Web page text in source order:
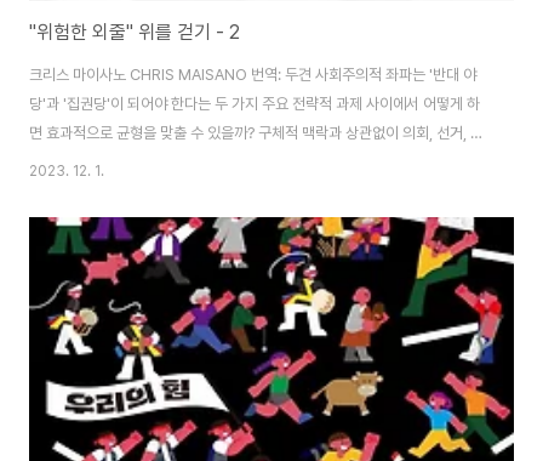
"위험한 외줄" 위를 걷기 - 2
크리스 마이사노 CHRIS MAISANO 번역: 두견 사회주의적 좌파는 '반대 야
당'과 '집권당'이 되어야 한다는 두 가지 주요 전략적 과제 사이에서 어떻게 하
면 효과적으로 균형을 맞출 수 있을까? 구체적 맥락과 상관없이 의회, 선거, 타
협 일체를 거부하는 기계적이고 경직된 태도는 사회주의 사상과 실천의 역사와
용하려고 시도하는 이 글의 필자인 크리스 마이사노는 뉴욕시 DSA(미국민주
적사회주의자들)의 회원이다. 글이 길어서 두 번에 나누어 연재한다. 이것은 두
번째 마지막 글이다. 출처:
https://socialistforum.dsausa.org/issues/winter-spring-
2023/walking-the-perilous-t..
2023. 12. 1.